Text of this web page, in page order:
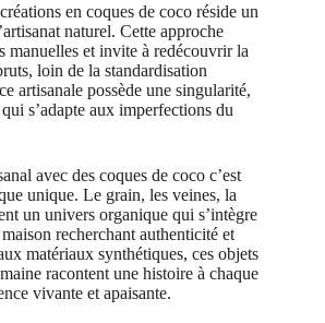
en coques de coco réside un
naturel. Cette approche
manuelles et invite à redécouvrir la
loin de la standardisation
artisanale possède une singularité,
s’adapte aux imperfections du
avec des coques de coco c’est
unique. Le grain, les veines, la
un univers organique qui s’intègre
recherchant authenticité et
matériaux synthétiques, ces objets
racontent une histoire à chaque
vivante et apaisante.